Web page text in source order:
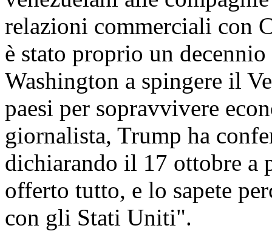
relazioni commerciali con
è stato proprio un
Washington a spingere il
paesi per sopravvivere
giornalista, Trump ha
dichiarando il 17 ottobre
offerto tutto, e lo sapete
con gli Stati Uniti".